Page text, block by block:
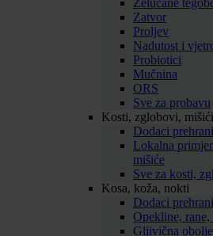
Želučane
Zatvor
Proljev
Nadutost i
Probiotici
Mučnina
ORS
Sve za probavu
Kosti, zglobovi, mišići
Dodaci
Lokalna
mišiće
Sve za kosti,
Kosa, koža, nokti
Dodaci
Opekline, rane,
Gljivična